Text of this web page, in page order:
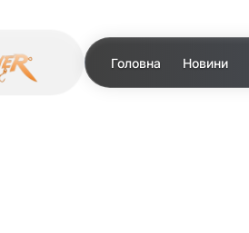
Головна Новини